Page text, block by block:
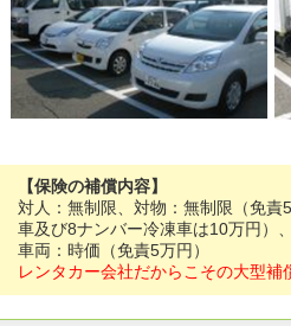
【保険の補償内容】
対人：無制限、対物：無制限（免責
車及び8ナンバー冷凍車は10万円）
車両：時価（免責5万円）
レンタカー会社だからこその大型補